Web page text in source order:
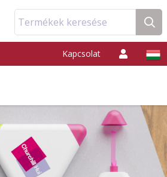
Termékek keresése
Kapcsolat